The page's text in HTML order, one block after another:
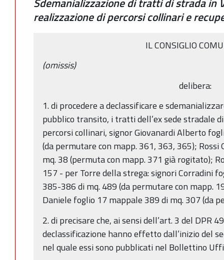
realizzazione di percorsi collinari e
IL CONSIGLIO
(omissis)
delibera:
1. di procedere a declassificare e
pubblico transito, i tratti dell’ex sede stradale
percorsi collinari, signor Giovanardi Alberto
(da permutare con mapp. 361, 363, 365);
mq. 38 (permuta con mapp. 371 già rogitato);
157 - per Torre della strega: signori Corradini
385-386 di mq. 489 (da permutare con mapp.
Daniele foglio 17 mappale 389 di mq. 307 (da
2. di precisare che, ai sensi dell’art. 3 del DPR
declassificazione hanno effetto dall’inizio del
nel quale essi sono pubblicati nel Bollettino